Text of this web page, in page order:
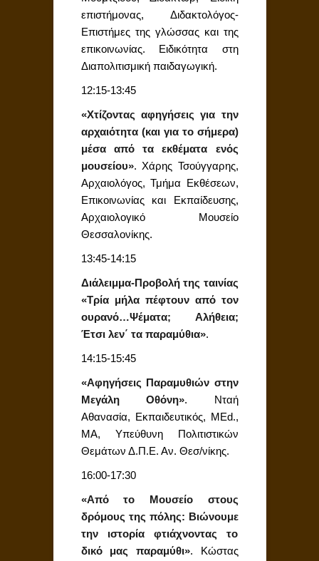
επιστήμονας, Διδακτολόγος-
Επιστήμες της γλώσσας και της
επικοινωνίας. Ειδικότητα στη
Διαπολιτισμική παιδαγωγική.
12:15-13:45
«Χτίζοντας αφηγήσεις για την
αρχαιότητα (και για το σήμερα)
μέσα από τα εκθέματα ενός
μουσείου». Χάρης Τσούγγαρης,
Αρχαιολόγος, Τμήμα Εκθέσεων,
Επικοινωνίας και Εκπαίδευσης,
Αρχαιολογικό Μουσείο
Θεσσαλονίκης.
13:45-14:15
Διάλειμμα-Προβολή της ταινίας
«Τρία μήλα πέφτουν από τον
ουρανό…Ψέματα; Αλήθεια;
Έτσι λεν΄ τα παραμύθια».
14:15-15:45
«Αφηγήσεις Παραμυθιών στην
Μεγάλη Οθόνη». Nταή
Αθανασία, Εκπαιδευτικός, MEd.,
ΜΑ, Υπεύθυνη Πολιτιστικών
Θεμάτων Δ.Π.Ε. Αν. Θεσ/νίκης.
16:00-17:30
«Από το Μουσείο στους
δρόμους της πόλης: Βιώνουμε
την ιστορία φτιάχνοντας το
δικό μας παραμύθι». Κώστας